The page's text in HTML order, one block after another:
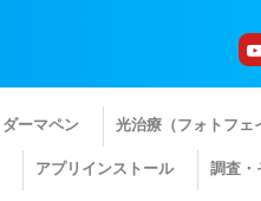
ダーマペン 光治療（フォトフェ
アプリインストール 調査・